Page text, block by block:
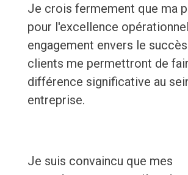
Je crois fermement que ma
pour l'excellence
engagement envers le
clients me permettront de
différence significative au
entreprise.
Je suis convaincu que mes